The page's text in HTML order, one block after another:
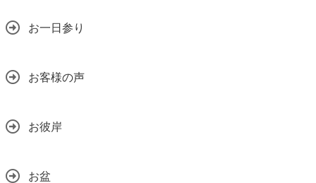
お一日参り
お客様の声
お彼岸
お盆